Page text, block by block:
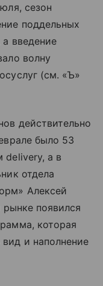
сезон
поддельных
введение
волну
(см. «Ъ»
действительно
было 53
delivery, а в
отдела
Алексей
появился
которая
и наполнение